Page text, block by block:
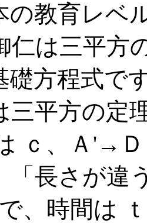
の教育レベ
仁は三平方
礎方程式で
平方の定
ｃ 、 Ａ' →
長さが違
で、時間は ｔ